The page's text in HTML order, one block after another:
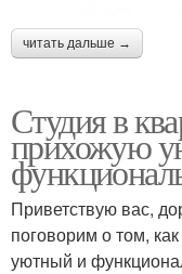
читать дальше →
Студия в
прихожую
Приветствую вас,
поговорим о том,
уютный и